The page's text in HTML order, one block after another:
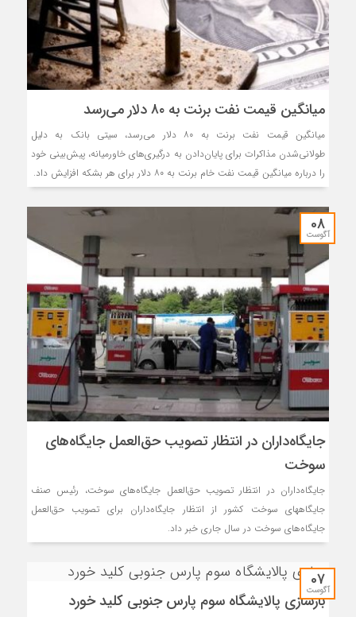
میانگین قیمت نفت برنت به ۸۰ دلار می‌رسد
میانگین قیمت نفت برنت به ۸۰ دلار می‌رسد، سیتی بانک به دلیل
طولانی‌شدن مذاکرات برای پایان‌دادن به درگیری‌های خاورمیانه، پیش‌بینی خود
را درباره میانگین قیمت نفت خام برنت به ۸۰ دلار برای هر بشکه افزایش داد.
08
آگوست
جایگاه‌داران در انتظار تصویب حق‌العمل جایگاه‌های
سوخت
جایگاه‌داران در انتظار تصویب حق‌العمل جایگاه‌های سوخت، رئیس صنف
جایگاههای سوخت کشور از انتظار جایگاه‌داران برای تصویب حق‌العمل
جایگاه‌های سوخت در سال جاری خبر داد.
07
آگوست
بازسازی پالایشگاه سوم پارس جنوبی کلید خورد